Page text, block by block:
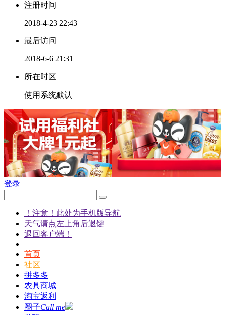
注册时间
2018-4-23 22:43
最后访问
2018-6-6 21:31
所在时区
使用系统默认
登录
！注意！此处为手机版导航
天气请点左上角后退键
退回客户端！
首页
社区
拼多多
农具商城
淘宝返利
圈子Call me